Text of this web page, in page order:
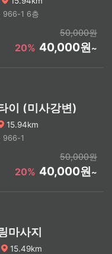
966-1 6층
50,000원
20% 40,000원~
이 (미사강변)
15.94km
966-1
50,000원
20% 40,000원~
마사지
15.49km